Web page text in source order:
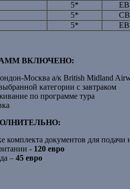
5*
EB
5*
CB
5* EB
ВКЛЮЧЕНО:
Москва а/к British Midland
категории с завтраком
по программе тура
комплекта документов для
- 120 евро
– 45 евро